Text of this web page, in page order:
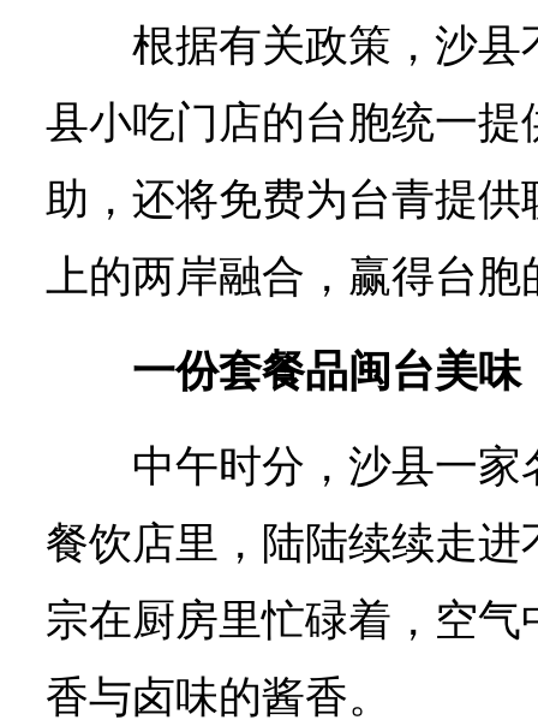
根据有关政策，沙
县小吃门店的台胞统一
助，还将免费为台青提
上的两岸融合，赢得台
一份套餐品闽台美味
中午时分，沙县一家
餐饮店里，陆陆续续走
宗在厨房里忙碌着，空
香与卤味的酱香。